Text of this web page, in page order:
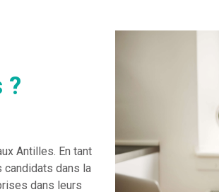
?
Antilles. En tant
candidats dans la
dans leurs